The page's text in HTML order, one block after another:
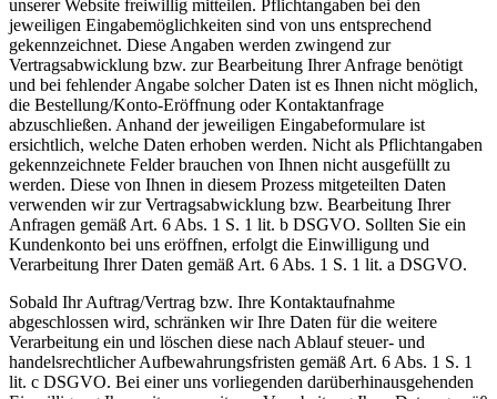
unserer Website freiwillig mitteilen. Pflichtangaben bei den
jeweiligen Eingabemöglichkeiten sind von uns entsprechend
gekennzeichnet. Diese Angaben werden zwingend zur
Vertragsabwicklung bzw. zur Bearbeitung Ihrer Anfrage benötigt
und bei fehlender Angabe solcher Daten ist es Ihnen nicht möglich,
die Bestellung/Konto-Eröffnung oder Kontaktanfrage
abzuschließen. Anhand der jeweiligen Eingabeformulare ist
ersichtlich, welche Daten erhoben werden. Nicht als Pflichtangaben
gekennzeichnete Felder brauchen von Ihnen nicht ausgefüllt zu
werden. Diese von Ihnen in diesem Prozess mitgeteilten Daten
verwenden wir zur Vertragsabwicklung bzw. Bearbeitung Ihrer
Anfragen gemäß Art. 6 Abs. 1 S. 1 lit. b DSGVO. Sollten Sie ein
Kundenkonto bei uns eröffnen, erfolgt die Einwilligung und
Verarbeitung Ihrer Daten gemäß Art. 6 Abs. 1 S. 1 lit. a DSGVO.
Sobald Ihr Auftrag/Vertrag bzw. Ihre Kontaktaufnahme
abgeschlossen wird, schränken wir Ihre Daten für die weitere
Verarbeitung ein und löschen diese nach Ablauf steuer- und
handelsrechtlicher Aufbewahrungsfristen gemäß Art. 6 Abs. 1 S. 1
lit. c DSGVO. Bei einer uns vorliegenden darüberhinausgehenden